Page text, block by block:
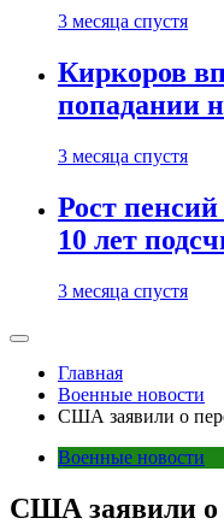
3 месяца спустя
Киркоров
попадании
3 месяца спустя
Рост пенсий
10 лет
3 месяца спустя
Главная
Военные новости
США заявили о
Военные новости
США заявили о